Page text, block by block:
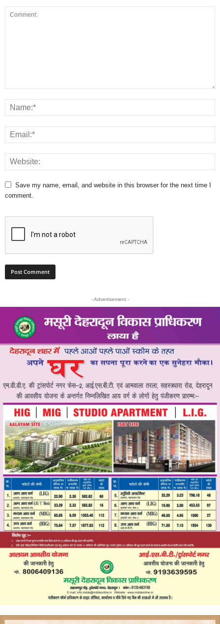
Save my name, email, and website in this browser for the next time I
comment.
- Advertisement -